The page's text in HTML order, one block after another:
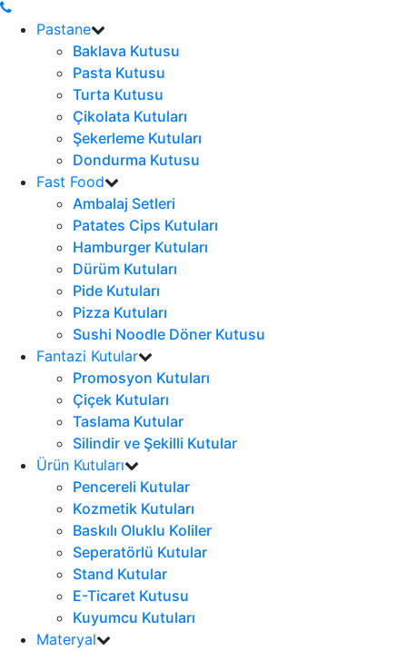
Pastane
Baklava Kutusu
Pasta Kutusu
Turta Kutusu
Çikolata Kutuları
Şekerleme Kutuları
Dondurma Kutusu
Fast Food
Ambalaj Setleri
Patates Cips Kutuları
Hamburger Kutuları
Dürüm Kutuları
Pide Kutuları
Pizza Kutuları
Sushi Noodle Döner Kutusu
Fantazi Kutular
Promosyon Kutuları
Çiçek Kutuları
Taslama Kutular
Silindir ve Şekilli Kutular
Ürün Kutuları
Pencereli Kutular
Kozmetik Kutuları
Baskılı Oluklu Koliler
Seperatörlü Kutular
Stand Kutular
E-Ticaret Kutusu
Kuyumcu Kutuları
Materyal